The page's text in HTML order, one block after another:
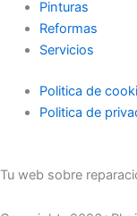
Pinturas
Reformas
Servicios
Politica de
Politica de
Tu web sobre